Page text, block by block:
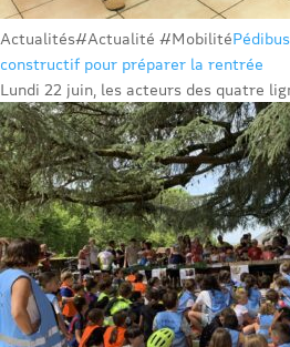
Actualités#Actualité #Mobilité
constructif pour préparer la rentrée
Lundi 22 juin, les acteurs des quatre